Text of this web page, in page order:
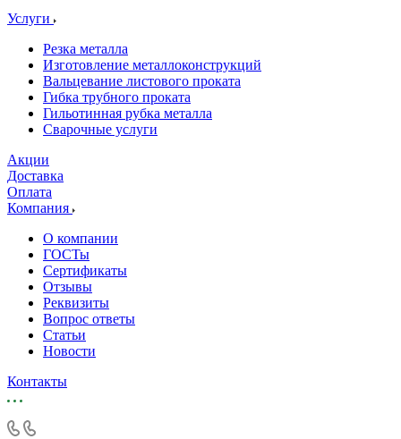
Услуги
Резка металла
Изготовление металлоконструкций
Вальцевание листового проката
Гибка трубного проката
Гильотинная рубка металла
Сварочные услуги
Акции
Доставка
Оплата
Компания
О компании
ГОСТы
Сертификаты
Отзывы
Реквизиты
Вопрос ответы
Статьи
Новости
Контакты